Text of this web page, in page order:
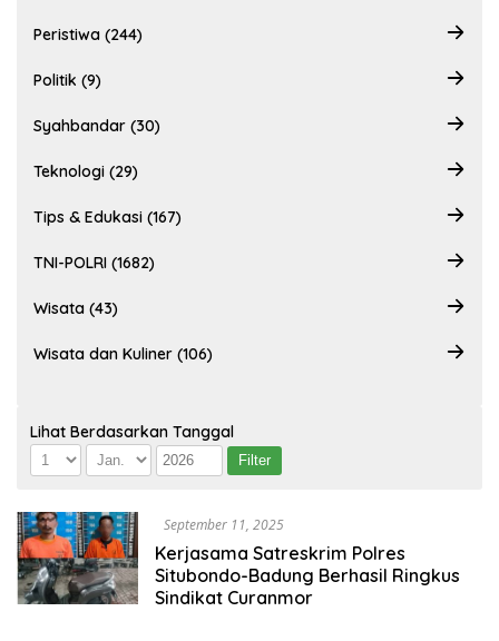
Peristiwa (244)
Politik (9)
Syahbandar (30)
Teknologi (29)
Tips & Edukasi (167)
TNI-POLRI (1682)
Wisata (43)
Wisata dan Kuliner (106)
Lihat Berdasarkan Tanggal
September 11, 2025
Kerjasama Satreskrim Polres
Situbondo-Badung Berhasil Ringkus
Sindikat Curanmor